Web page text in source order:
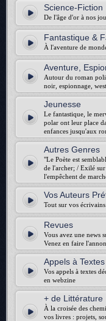
Science-Fiction
De l'âge d'or à nos
Fantastique &
À l'aventure de
Aventure,
Autour du roman
noir, espionnage,
Jeunesse
Le fantastique, le
polar ont leur place
enfances jusqu'aux
Autres Genres
"Le Poète est
de l'archer; / Exilé sur
l'empêchent de
Vos Auteurs
Tout sur vos
Revues
Vous avez une news
Venez en faire
Appels à Textes
Vos appels à textes
en webzine
+ de Littérature
À la croisée des
vos livres : projets,